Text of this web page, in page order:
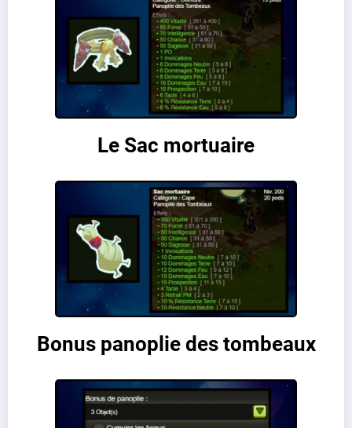
Le Sac mortuaire
Bonus panoplie des tombeaux